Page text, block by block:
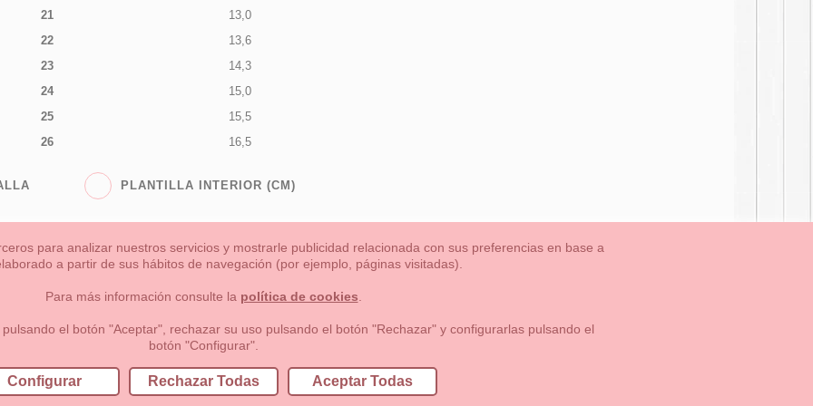
21
13,0
22
13,6
23
14,3
24
15,0
25
15,5
26
16,5
PLANTILLA INTERIOR (CM)
Niña Niño Mamas & Papas NUEVA COLECCION OUTLET-ULTIMAS TALLAS
formas de pago , política de devoluciones y reembolsos Privacidad
nº9 28691 Villanueva de la Cañada Madrid (España)
para analizar nuestros servicios y mostrarle publicidad relacionada con sus preferencias en base a
a partir de sus hábitos de navegación (por ejemplo, páginas visitadas).
Para más información consulte la política de cookies
el botón "Aceptar", rechazar su uso pulsando el botón "Rechazar" y configurarlas pulsando el
botón "Configurar".
Configurar Rechazar Todas Aceptar Todas